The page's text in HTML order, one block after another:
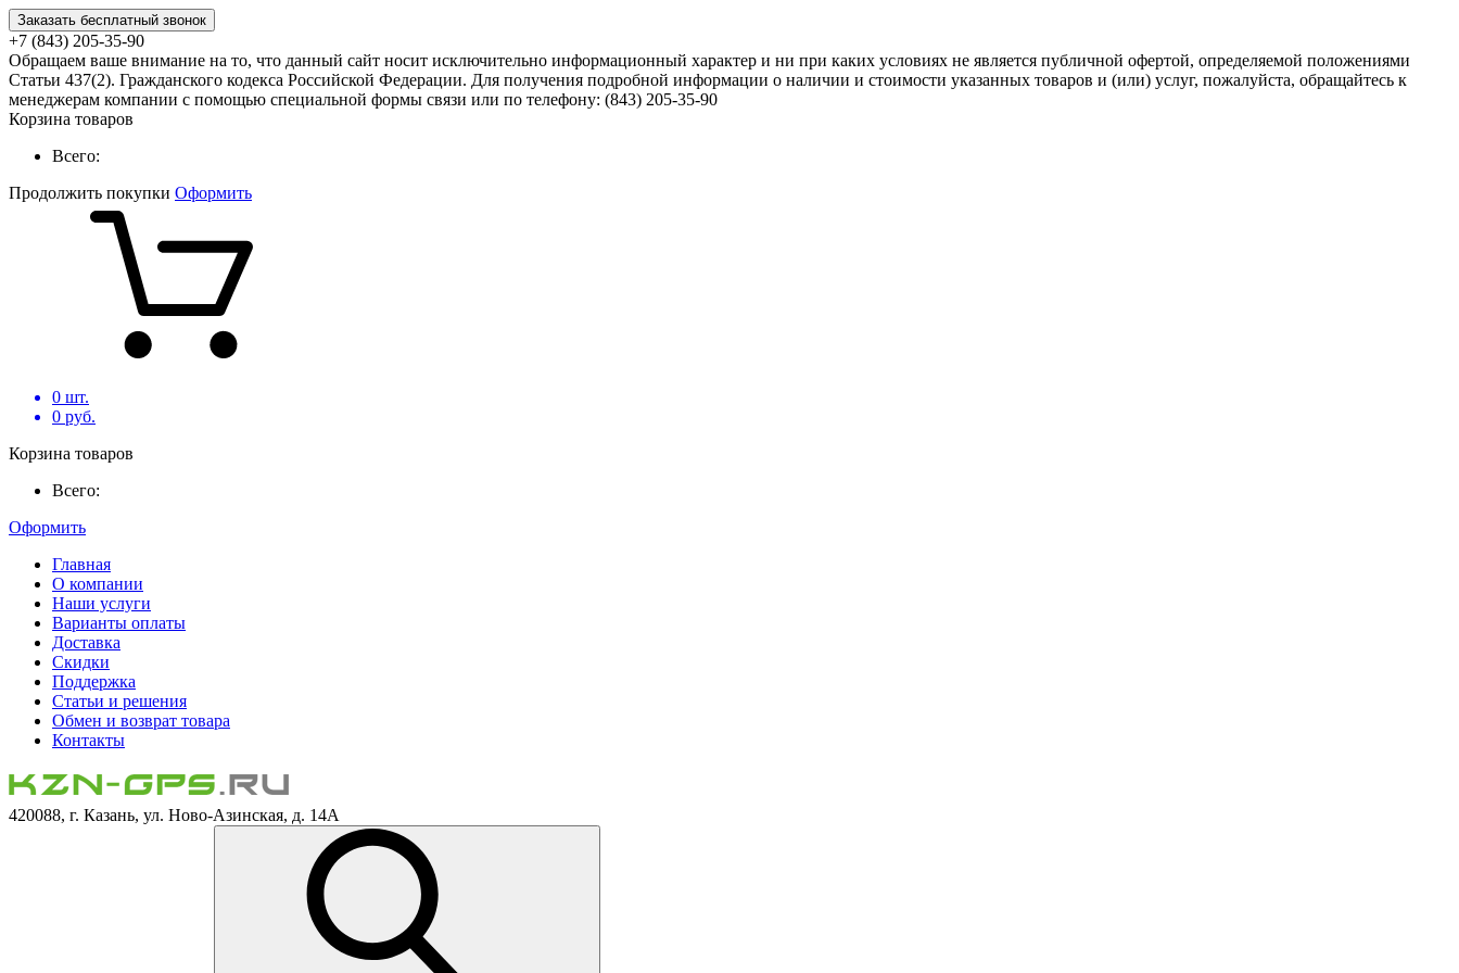
Заказать бесплатный звонок
+7 (843) 205-35-90
Обращаем ваше внимание на то, что данный сайт носит исключительно информационный характер и ни при каких условиях не является публичной офертой, определяемой положениями
Статьи 437(2). Гражданского кодекса Российской Федерации. Для получения подробной информации о наличии и стоимости указанных товаров и (или) услуг, пожалуйста, обращайтесь к
менеджерам компании с помощью специальной формы связи или по телефону: (843) 205-35-90
Корзина товаров
Всего:
Продолжить покупки Оформить
0 шт.
0 руб.
Корзина товаров
Всего:
Оформить
Главная
О компании
Наши услуги
Варианты оплаты
Доставка
Скидки
Поддержка
Статьи и решения
Обмен и возврат товара
Контакты
420088, г. Казань, ул. Ново-Азинская, д. 14А